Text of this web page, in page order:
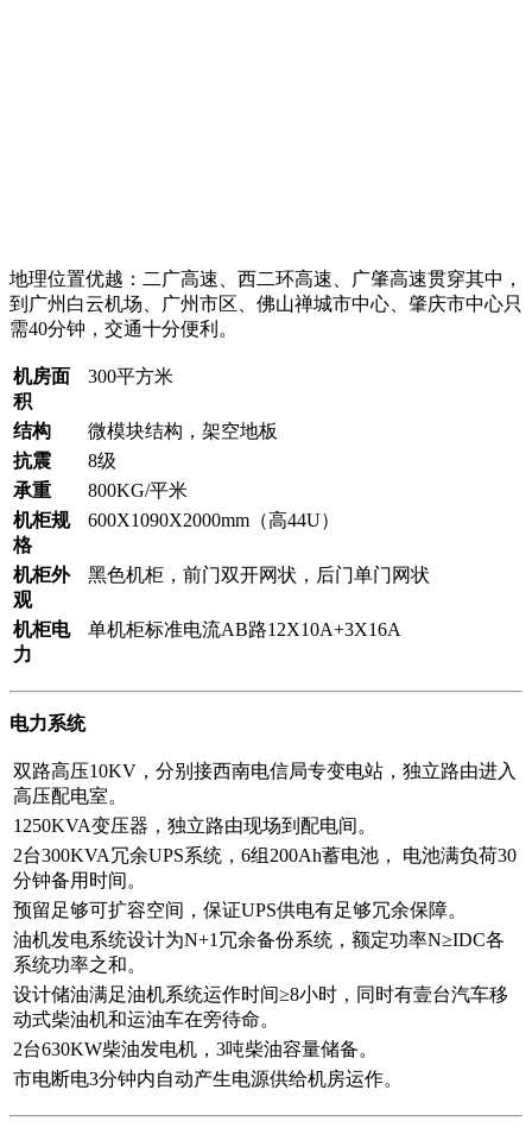
地理位置优越：二广高速、西二环高速、广肇高速贯穿其中，
到广州白云机场、广州市区、佛山禅城市中心、肇庆市中心只
需40分钟，交通十分便利。
机房面
积
300平方米
结构
微模块结构，架空地板
抗震
8级
承重
800KG/平米
机柜规
格
600X1090X2000mm（高44U）
机柜外
观
黑色机柜，前门双开网状，后门单门网状
机柜电
力
单机柜标准电流AB路12X10A+3X16A
电力系统
双路高压10KV，分别接西南电信局专变电站，独立路由进入
高压配电室。
1250KVA变压器，独立路由现场到配电间。
2台300KVA冗余UPS系统，6组200Ah蓄电池， 电池满负荷30
分钟备用时间。
预留足够可扩容空间，保证UPS供电有足够冗余保障。
油机发电系统设计为N+1冗余备份系统，额定功率N≥IDC各
系统功率之和。
设计储油满足油机系统运作时间≥8小时，同时有壹台汽车移
动式柴油机和运油车在旁待命。
2台630KW柴油发电机，3吨柴油容量储备。
市电断电3分钟内自动产生电源供给机房运作。